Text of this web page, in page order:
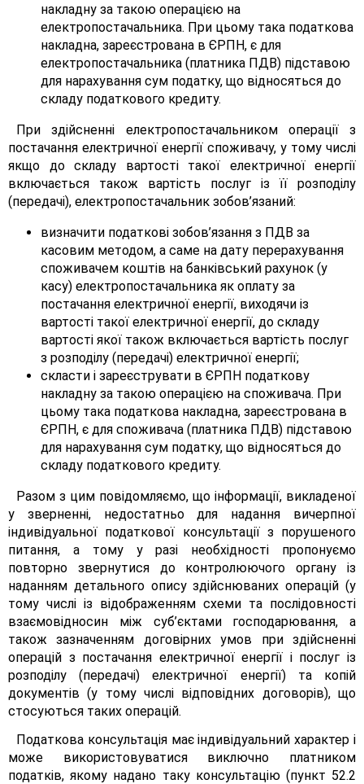
накладну за такою операцією на
електропостачальника. При цьому така податкова
накладна, зареєстрована в ЄРПН, є для
електропостачальника (платника ПДВ) підставою
для нарахування сум податку, що відносяться до
складу податкового кредиту.
При здійсненні електропостачальником операції з
постачання електричної енергії споживачу, у тому числі
якщо до складу вартості такої електричної енергії
включається також вартість послуг із її розподілу
(передачі), електропостачальник зобов’язаний:
визначити податкові зобов’язання з ПДВ за
касовим методом, а саме на дату перерахування
споживачем коштів на банківський рахунок (у
касу) електропостачальника як оплату за
постачання електричної енергії, виходячи із
вартості такої електричної енергії, до складу
вартості якої також включається вартість послуг
з розподілу (передачі) електричної енергії;
скласти і зареєструвати в ЄРПН податкову
накладну за такою операцією на споживача. При
цьому така податкова накладна, зареєстрована в
ЄРПН, є для споживача (платника ПДВ) підставою
для нарахування сум податку, що відносяться до
складу податкового кредиту.
Разом з цим повідомляємо, що інформації, викладеної
у зверненні, недостатньо для надання вичерпної
індивідуальної податкової консультації з порушеного
питання, а тому у разі необхідності пропонуємо
повторно звернутися до контролюючого органу із
наданням детального опису здійснюваних операцій (у
тому числі із відображенням схеми та послідовності
взаємовідносин між суб’єктами господарювання, а
також зазначенням договірних умов при здійсненні
операцій з постачання електричної енергії і послуг із
розподілу (передачі) електричної енергії) та копій
документів (у тому числі відповідних договорів), що
стосуються таких операцій.
Податкова консультація має індивідуальний характер і
може використовуватися виключно платником
податків, якому надано таку консультацію (пункт 52.2